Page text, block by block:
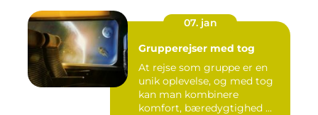
07. jan
Grupperejser med tog
At rejse som gruppe er en
unik oplevelse, og med tog
kan man kombinere
komfort, bæredygtighed ...